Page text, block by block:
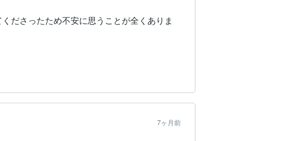
ださったため不安に思うことが全くありま
7ヶ月前